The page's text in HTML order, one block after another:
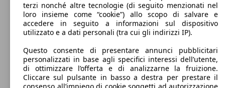
Carburante
210 g/km
Emissioni di CO2 (combinato)*
terzi nonché altre tecnologie (di seguito menzionati nel
loro insieme come “cookie”) allo scopo di salvare e
accedere in seguito a informazioni sul dispositivo
utilizzato e a dati personali (tra cui gli indirizzi IP).
Questo consente di presentare annunci pubblicitari
personalizzati in base agli specifici interessi dell’utente,
di ottimizzare l’offerta e di analizzarne la fruizione.
Cliccare sul pulsante in basso a destra per prestare il